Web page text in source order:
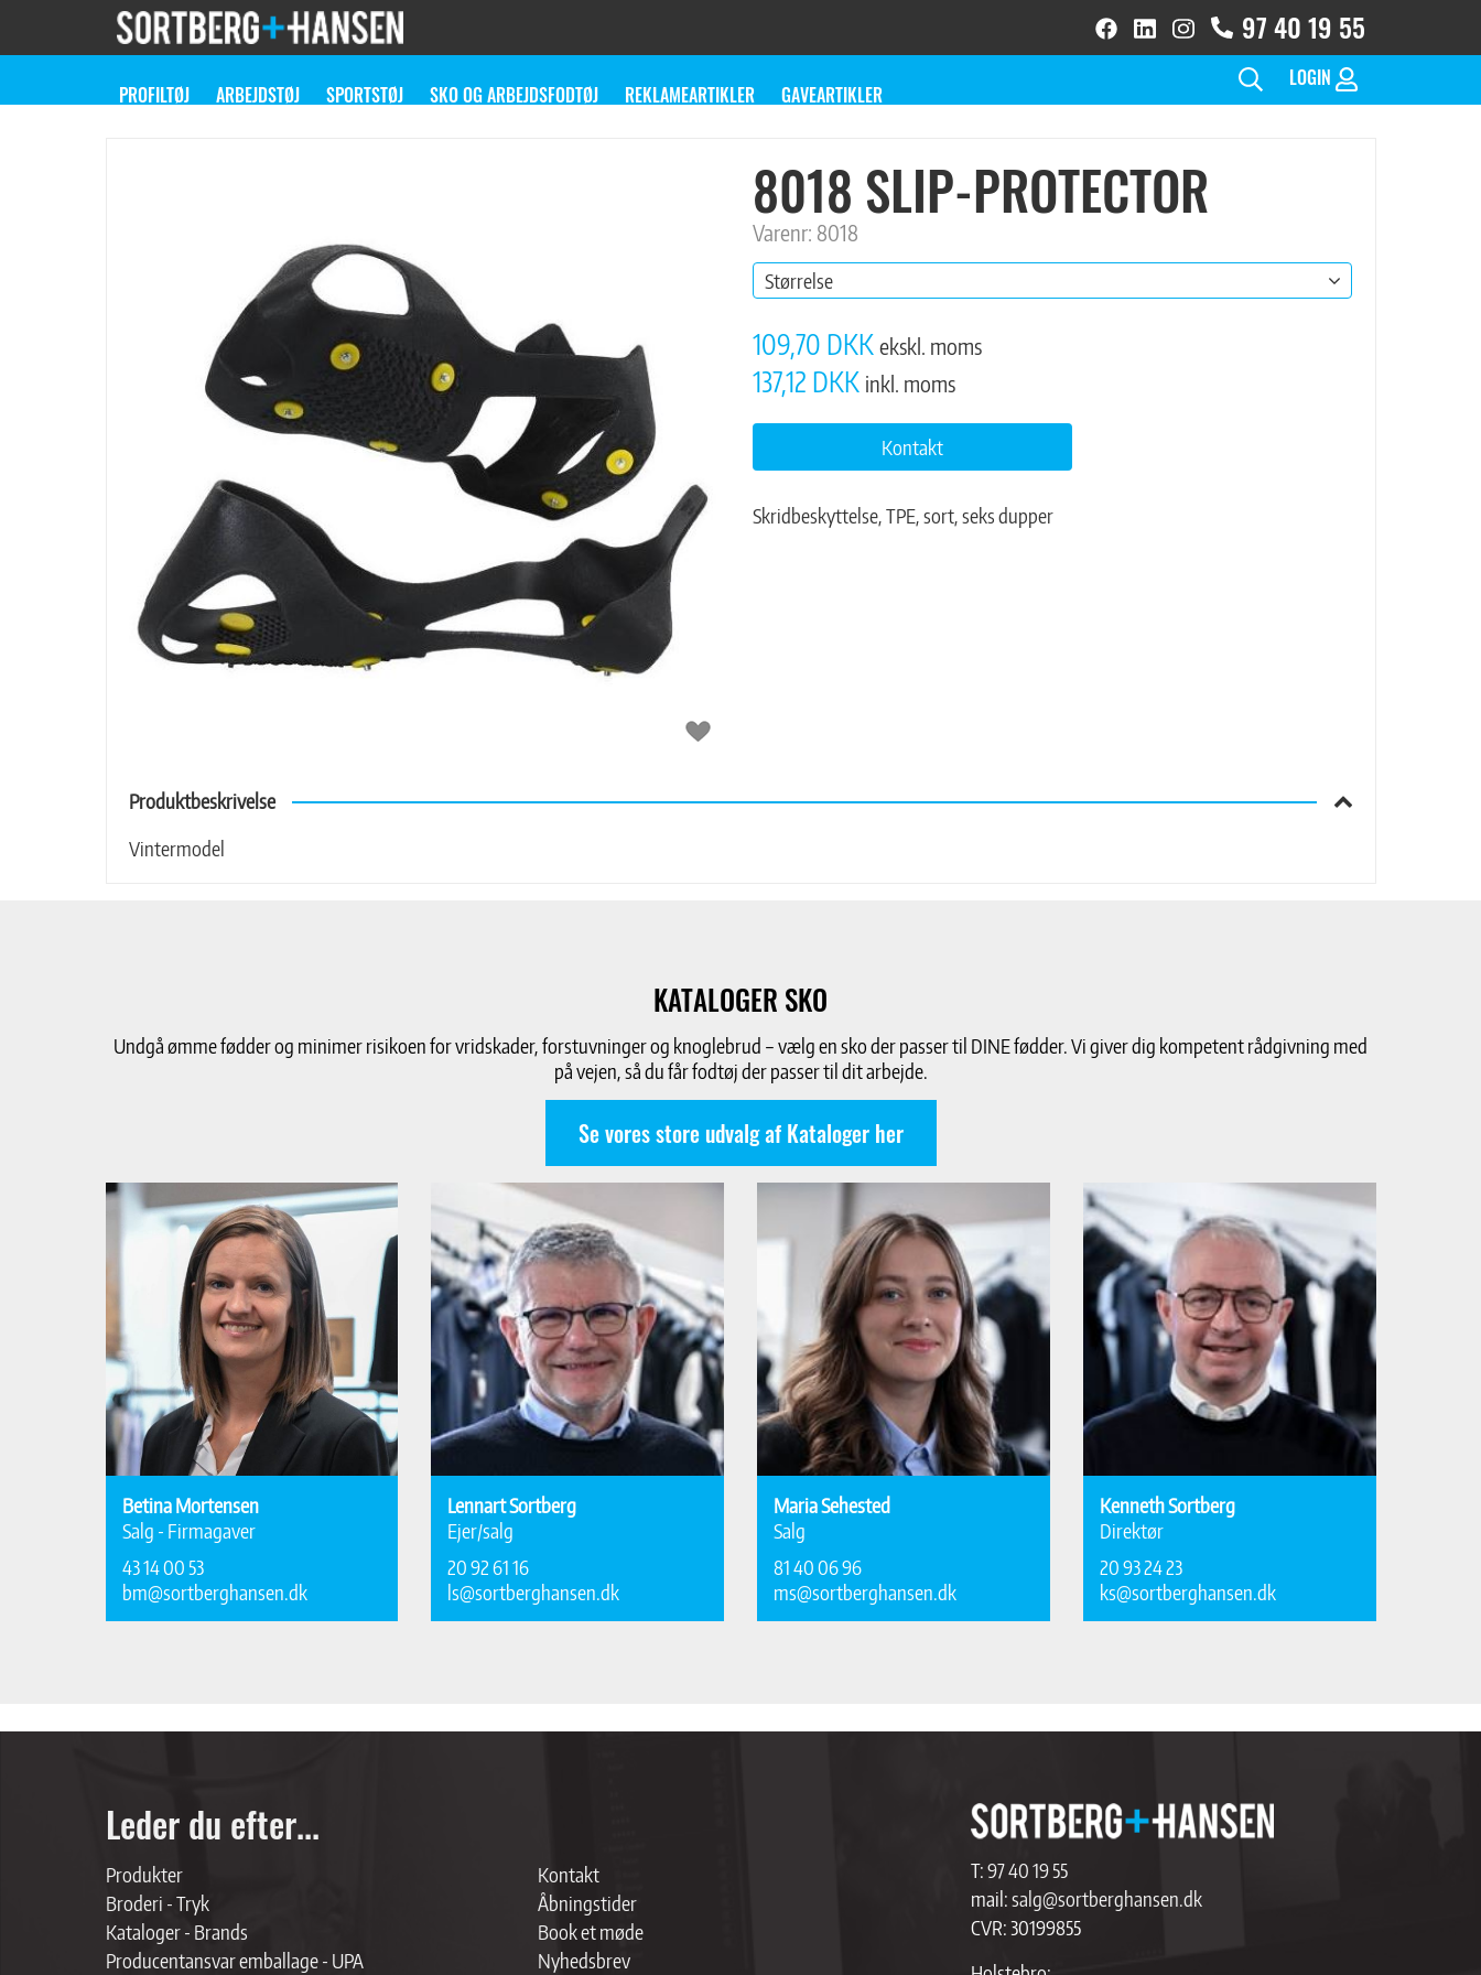
facebook
brands
linkedin
brands
instagram
brands
solid(1)
97 40 19 55
PROFILTØJ ARBEJDSTØJ SPORTSTØJ SKO OG ARBEJDSFODTØJ REKLAMEARTIKLER GAVEARTIKLER
LOGIN
8018 SLIP-PROTECTOR
Varenr: 8018
Størrelse
109,70 DKKekskl. moms
137,12 DKK inkl. moms
Kontakt
Skridbeskyttelse, TPE, sort, seks dupper
Produktbeskrivelse
Vintermodel
KATALOGER SKO
Undgå ømme fødder og minimer risikoen for vridskader, forstuvninger og knoglebrud – vælg en sko der passer til DINE fødder. Vi giver dig kompetent rådgivning med
på vejen, så du får fodtøj der passer til dit arbejde.
Se vores store udvalg af Kataloger her
Betina Mortensen
Salg - Firmagaver
43 14 00 53
bm@sortberghansen.dk
Lennart Sortberg
Ejer/salg
20 92 61 16
ls@sortberghansen.dk
Maria Sehested
Salg
81 40 06 96
ms@sortberghansen.dk
Kenneth Sortberg
Direktør
20 93 24 23
ks@sortberghansen.dk
Leder du efter...
Produkter
Broderi - Tryk
Kataloger - Brands
Producentansvar emballage - UPA
Kontakt
Åbningstider
Book et møde
Nyhedsbrev
T:97 40 19 55
mail:salg@sortberghansen.dk
CVR: 30199855